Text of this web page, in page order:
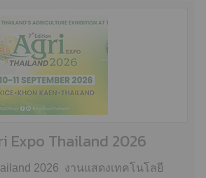
Expo Thailand 2026
2026 งานแสดงเทคโนโลยี